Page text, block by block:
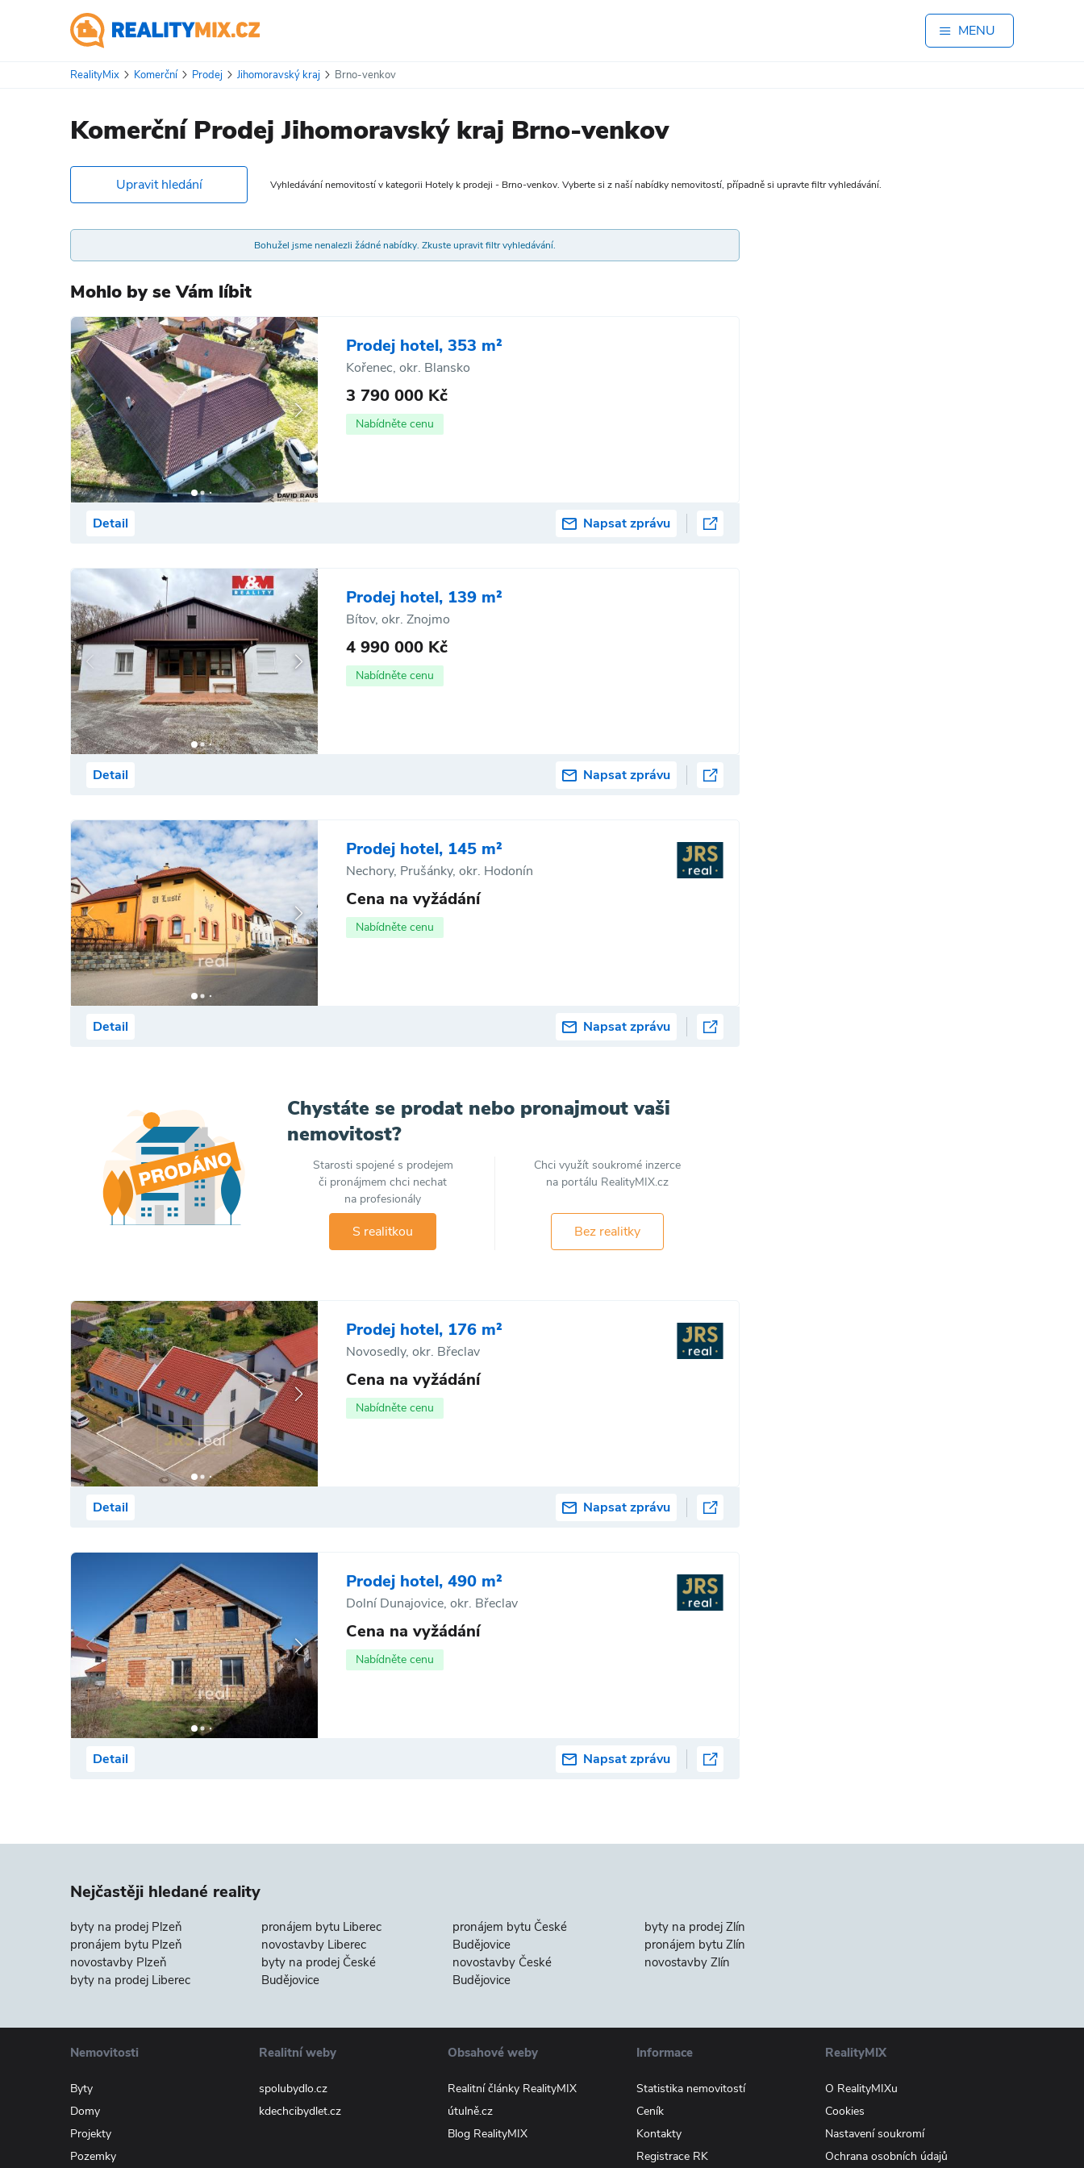
MENU
RealityMix Komerční Prodej Jihomoravský kraj Brno-venkov
Komerční Prodej Jihomoravský kraj Brno-venkov
Upravit hledání Vyhledávání nemovitostí v kategorii Hotely k prodeji - Brno-venkov. Vyberte si z naší nabídky nemovitostí, případně si upravte filtr vyhledávání.
Bohužel jsme nenalezli žádné nabídky. Zkuste upravit filtr vyhledávání.
Mohlo by se Vám líbit
Prodej hotel, 353 m²
Kořenec, okr. Blansko
3 790 000 Kč
Nabídněte cenu
Detail Napsat zprávu
Prodej hotel, 139 m²
Bítov, okr. Znojmo
4 990 000 Kč
Nabídněte cenu
Detail Napsat zprávu
Prodej hotel, 145 m²
Nechory, Prušánky, okr. Hodonín
Cena na vyžádání
Nabídněte cenu
Detail Napsat zprávu
Chystáte se prodat nebo pronajmout vaši
nemovitost?
Starosti spojené s prodejem
či pronájmem chci nechat
na profesionály
S realitkou
Chci využít soukromé inzerce
na portálu RealityMIX.cz
Bez realitky
Prodej hotel, 176 m²
Novosedly, okr. Břeclav
Cena na vyžádání
Nabídněte cenu
Detail Napsat zprávu
Prodej hotel, 490 m²
Dolní Dunajovice, okr. Břeclav
Cena na vyžádání
Nabídněte cenu
Detail Napsat zprávu
Nejčastěji hledané reality
byty na prodej Plzeň
pronájem bytu Plzeň
novostavby Plzeň
byty na prodej Liberec
pronájem bytu Liberec
novostavby Liberec
byty na prodej České
Budějovice
pronájem bytu České
Budějovice
novostavby České
Budějovice
byty na prodej Zlín
pronájem bytu Zlín
novostavby Zlín
Nemovitosti
Byty
Domy
Projekty
Pozemky
Realitní weby
spolubydlo.cz
kdechcibydlet.cz
Obsahové weby
Realitní články RealityMIX
útulně.cz
Blog RealityMIX
Informace
Statistika nemovitostí
Ceník
Kontakty
Registrace RK
RealityMIX
O RealityMIXu
Cookies
Nastavení soukromí
Ochrana osobních údajů